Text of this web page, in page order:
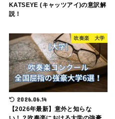
KATSEYE (キャッツアイ)の意訳解
説！
吹奏楽 大学
2026.06.14
【2026年最新】意外と知らな